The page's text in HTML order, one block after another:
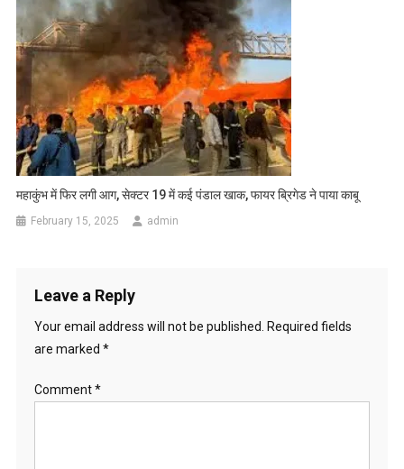
महाकुंभ में फिर लगी आग, सेक्टर 19 में कई पंडाल खाक, फायर ब्रिगेड ने पाया काबू
February 15, 2025 admin
Leave a Reply
Your email address will not be published.
Required fields
are marked *
Comment*